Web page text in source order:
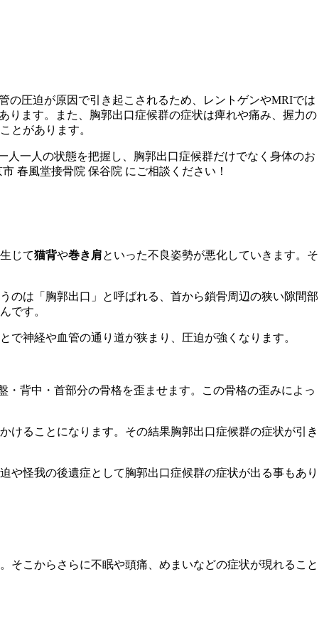
の圧迫が原因で引き起こされるため、レントゲンやMRIでは
ります。また、胸郭出口症候群の症状は痺れや痛み、握力の
とがあります。
一人の状態を把握し、胸郭出口症候群だけでなく身体のお
春風堂接骨院 保谷院 にご相談ください！
じて猫背や巻き肩といった不良姿勢が悪化していきます。そ
のは「胸郭出口」と呼ばれる、首から鎖骨周辺の狭い隙間部
です。
神経や血管の通り道が狭まり、圧迫が強くなります。
背中・首部分の骨格を歪ませます。この骨格の歪みによっ
けることになります。その結果胸郭出口症候群の症状が引き
や怪我の後遺症として胸郭出口症候群の症状が出る事もあり
そこからさらに不眠や頭痛、めまいなどの症状が現れること